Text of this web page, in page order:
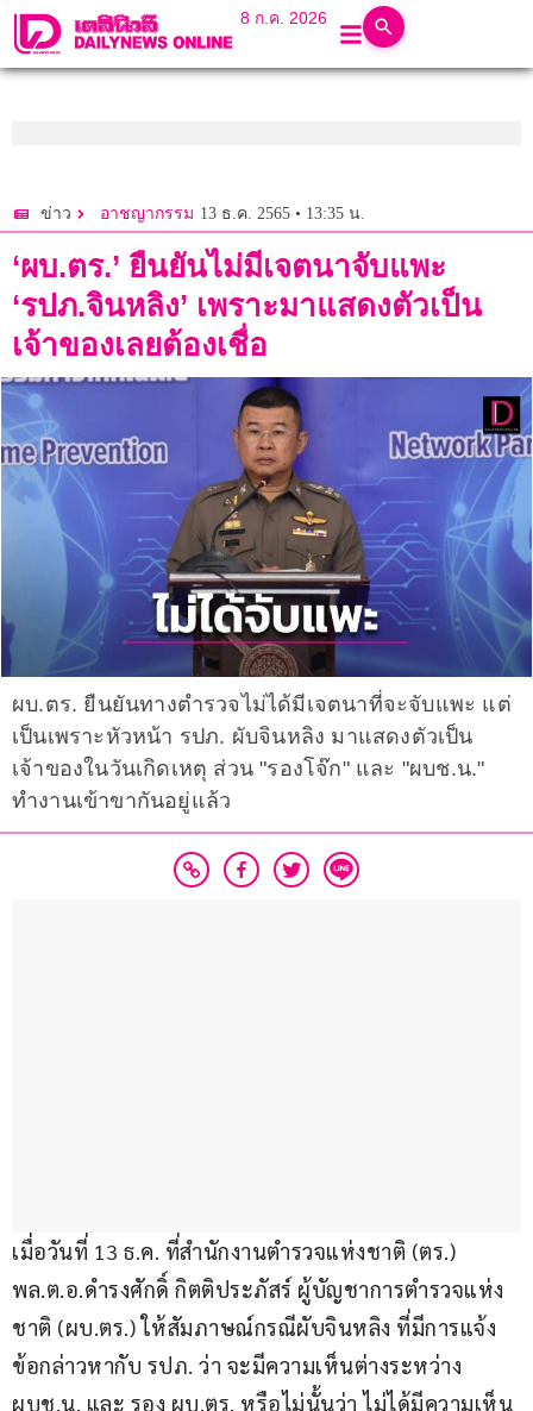
8 ก.ค. 2026
ข่าว อาชญากรรม 13 ธ.ค. 2565 • 13:35 น.
‘ผบ.ตร.’ ยืนยันไม่มีเจตนาจับแพะ
‘รปภ.จินหลิง’ เพราะมาแสดงตัวเป็น
เจ้าของเลยต้องเชื่อ
ผบ.ตร. ยืนยันทางตำรวจไม่ได้มีเจตนาที่จะจับแพะ แต่
เป็นเพราะหัวหน้า รปภ. ผับจินหลิง มาแสดงตัวเป็น
เจ้าของในวันเกิดเหตุ ส่วน "รองโจ๊ก" และ "ผบช.น."
ทำงานเข้าขากันอยู่แล้ว
เมื่อวันที่ 13 ธ.ค. ที่สำนักงานตำรวจแห่งชาติ (ตร.)
พล.ต.อ.ดำรงศักดิ์ กิตติประภัสร์ ผู้บัญชาการตำรวจแห่ง
ชาติ (ผบ.ตร.) ให้สัมภาษณ์กรณีผับจินหลิง ที่มีการแจ้ง
ข้อกล่าวหากับ รปภ. ว่า จะมีความเห็นต่างระหว่าง
ผบช.น. และ รอง ผบ.ตร. หรือไม่นั้นว่า ไม่ได้มีความเห็น